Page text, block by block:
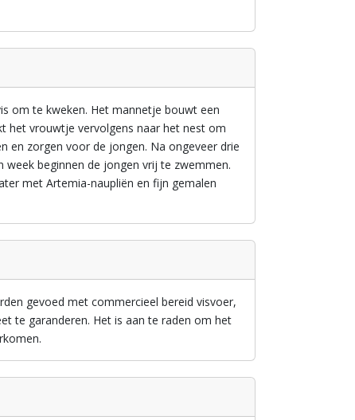
om te kweken. Het mannetje bouwt een
het vrouwtje vervolgens naar het nest om
en zorgen voor de jongen. Na ongeveer drie
beginnen de jongen vrij te zwemmen.
met Artemia-naupliën en fijn gemalen
gevoed met commercieel bereid visvoer,
te garanderen. Het is aan te raden om het